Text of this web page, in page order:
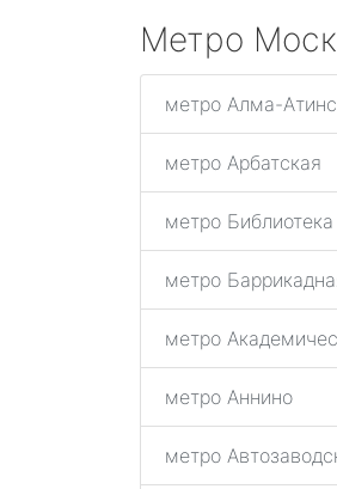
Метро
метро Алма-
метро Арбатская
метро
метро
метро
метро Аннино
метро